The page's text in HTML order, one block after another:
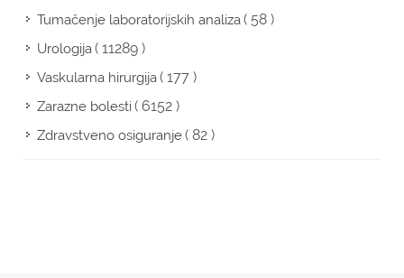
Tumačenje laboratorijskih analiza( 58 )
Urologija( 11289 )
Vaskularna hirurgija( 177 )
Zarazne bolesti( 6152 )
Zdravstveno osiguranje( 82 )